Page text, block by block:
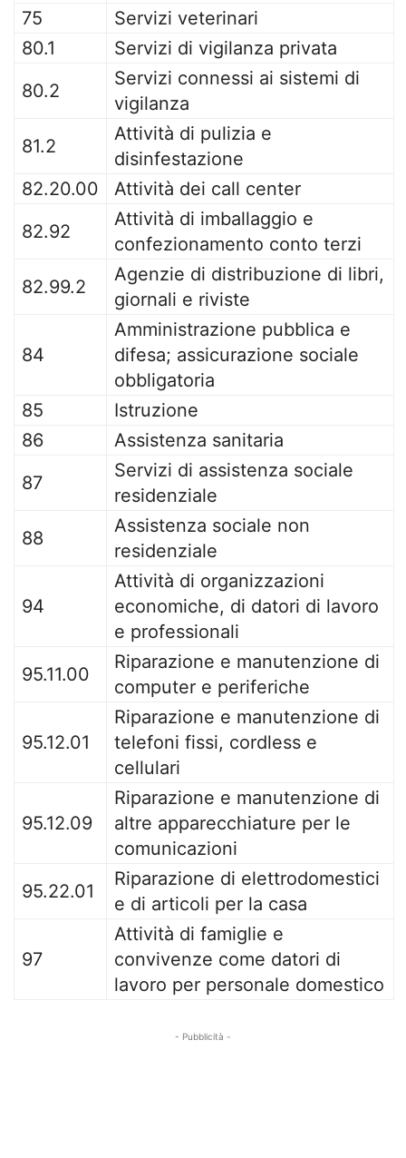
75
Servizi veterinari
80.1
Servizi di vigilanza privata
80.2
Servizi connessi ai sistemi di
vigilanza
81.2
Attività di pulizia e
disinfestazione
82.20.00
Attività dei call center
82.92
Attività di imballaggio e
confezionamento conto terzi
82.99.2
Agenzie di distribuzione di libri,
giornali e riviste
84
Amministrazione pubblica e
difesa; assicurazione sociale
obbligatoria
85
Istruzione
86
Assistenza sanitaria
87
Servizi di assistenza sociale
residenziale
88
Assistenza sociale non
residenziale
94
Attività di organizzazioni
economiche, di datori di lavoro
e professionali
95.11.00
Riparazione e manutenzione di
computer e periferiche
95.12.01
Riparazione e manutenzione di
telefoni fissi, cordless e
cellulari
95.12.09
Riparazione e manutenzione di
altre apparecchiature per le
comunicazioni
95.22.01
Riparazione di elettrodomestici
e di articoli per la casa
97
Attività di famiglie e
convivenze come datori di
lavoro per personale domestico
- Pubblicità -